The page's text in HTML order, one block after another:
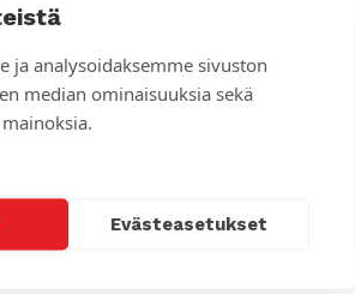
ja analysoidaksemme sivuston
median ominaisuuksia sekä
Evästeasetukset